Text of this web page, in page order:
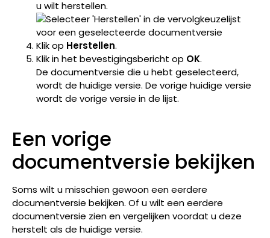
u wilt herstellen.
Klik op Herstellen.
Klik in het bevestigingsbericht op OK.
De documentversie die u hebt geselecteerd,
wordt de huidige versie. De vorige huidige versie
wordt de vorige versie in de lijst.
Een vorige
documentversie bekijken
Soms wilt u misschien gewoon een eerdere
documentversie bekijken. Of u wilt een eerdere
documentversie zien en vergelijken voordat u deze
herstelt als de huidige versie.